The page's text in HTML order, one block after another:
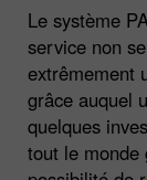
Le système
service non
extrêmement
grâce auquel
quelques
tout le monde